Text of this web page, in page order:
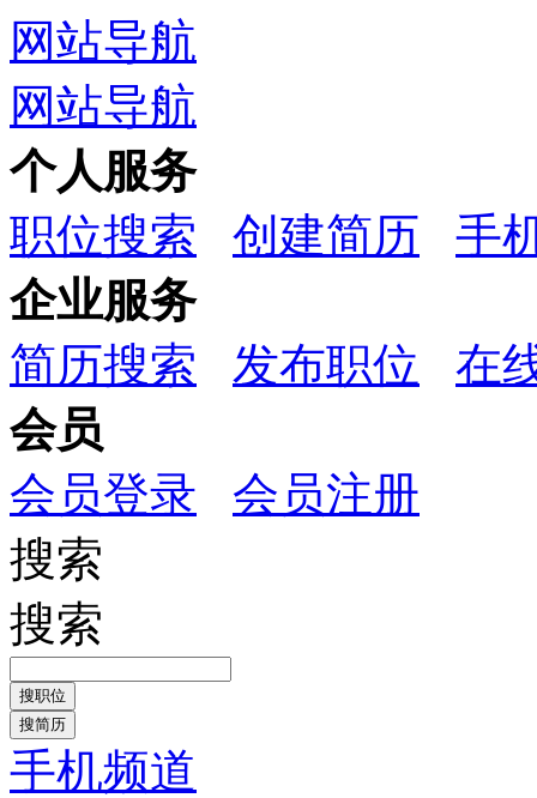
网站导航
网站导航
个人服务
职位搜索
创建简历
手
企业服务
简历搜索
发布职位
在
会员
会员登录
会员注册
搜索
搜索
手机频道